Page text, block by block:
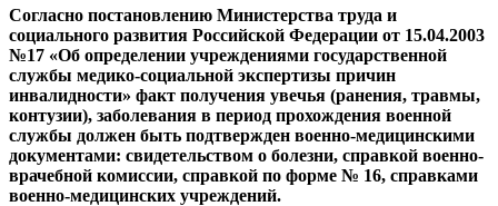
Согласно постановлению Министерства труда и
социального развития Российской Федерации от 15.04.2003
№17 «Об определении учреждениями государственной
службы медико-социальной экспертизы причин
инвалидности» факт получения увечья (ранения, травмы,
контузии), заболевания в период прохождения военной
службы должен быть подтвержден военно-медицинскими
документами: свидетельством о болезни, справкой военно-
врачебной комиссии, справкой по форме № 16, справками
военно-медицинских учреждений.